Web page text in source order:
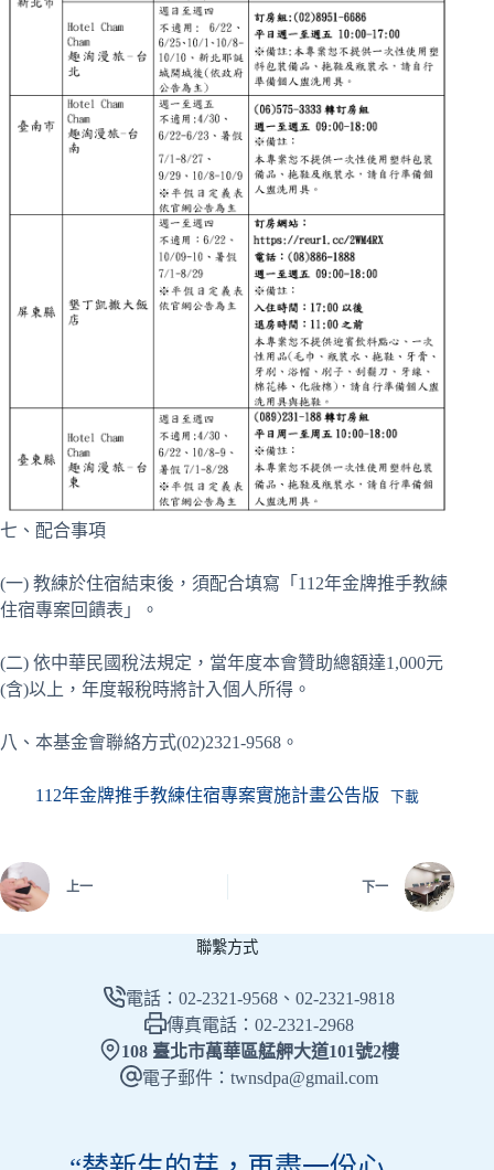
七、配合事項
(一) 教練於住宿結束後，須配合填寫「112年金牌推手教練
住宿專案回饋表」。
(二) 依中華民國稅法規定，當年度本會贊助總額達1,000元
(含)以上，年度報稅時將計入個人所得。
八、本基金會聯絡方式(02)2321-9568。
112年金牌推手教練住宿專案實施計畫公告版 下載
上一 下一
聯繫方式
電話：02-2321-9568、02-2321-9818
傳真電話：02-2321-2968
108 臺北市萬華區艋舺大道101號2樓
電子郵件：twnsdpa@gmail.com